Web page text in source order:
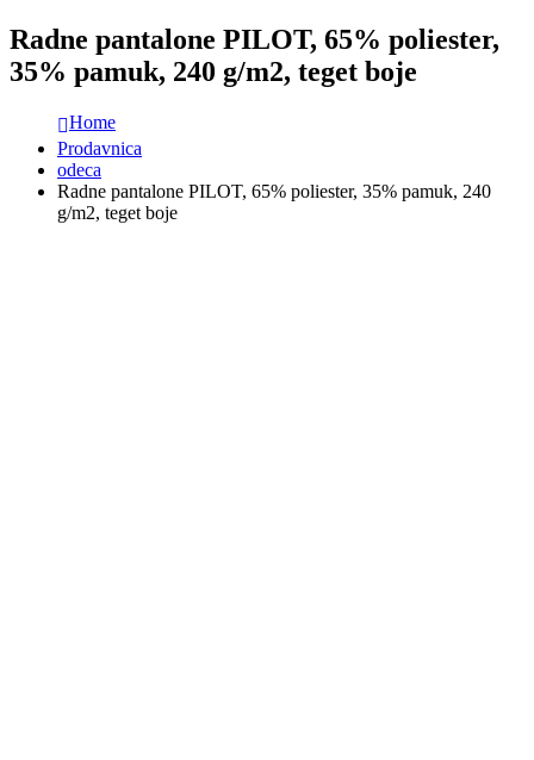
Radne pantalone PILOT, 65% poliester,
35% pamuk, 240 g/m2, teget boje
Home
Prodavnica
odeca
Radne pantalone PILOT, 65% poliester, 35% pamuk, 240
g/m2, teget boje